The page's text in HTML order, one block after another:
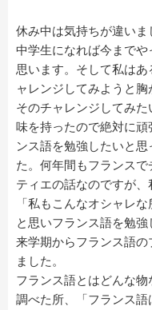
休み中は気持ちが違いま
中学生になれば今まで
思います。そして私は
ャレンジしてみようと胸
そのチャレンジしてみ
味を持ったので絶対に
ンス語を勉強したいと
た。何年間もフランス
ティエの話なのですが
「私もこんなオシャレな
と思いフランス語を勉
来学期からフランス語
ました。
フランス語とはどんな
調べた所、「フランス